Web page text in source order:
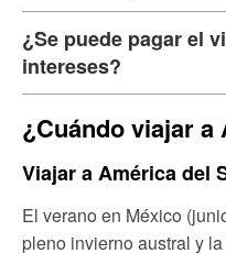
¿Se puede pagar el
intereses?
¿Cuándo viajar
Viajar a América del
El verano en México
pleno invierno austral y